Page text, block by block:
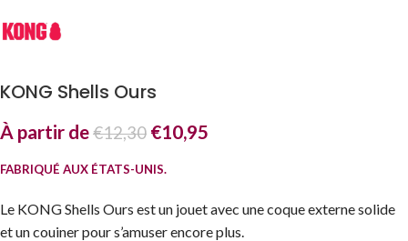
KONG Shells Ours
À partir de€12,30 €10,95
FABRIQUÉ AUX ÉTATS-UNIS.
Le KONG Shells Ours est un jouet avec une coque externe solide
et un couiner pour s’amuser encore plus.